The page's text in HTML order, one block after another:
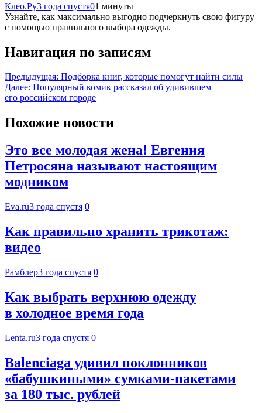
Клео.Ру3 года спустя01 минуты
Узнайте, как максимально выгодно подчеркнуть свою фигуру
с помощью правильного выбора одежды.
Навигация по записям
Предыдущая: Подборка книг, которые помогут найти силы
Далее: Популярный комик рассказал об удивившем
его российском городе
Похожие новости
Это все молодая жена! Евгения
Петросяна называют настоящим
модником
Eva.ru3 года спустя 0
Как правильно хранить трикотаж:
видео
Рамблер3 года спустя 0
Как выбрать верхнюю одежду
в холодное время года
Lenta.ru3 года спустя 0
Balenciaga удивил поклонников
«бабушкиными» сумками-пакетами
за 180 тыс. рублей